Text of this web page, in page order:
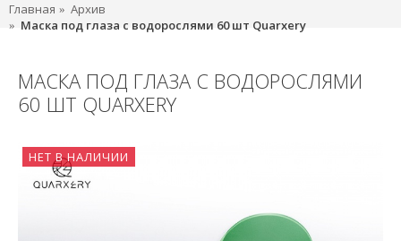
Главная
Архив
Маска под глаза с водорослями 60 шт Quarxery
МАСКА ПОД ГЛАЗА С ВОДОРОСЛЯМИ
60 ШТ QUARXERY
НЕТ В НАЛИЧИИ